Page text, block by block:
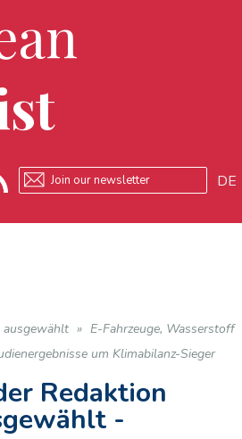
DE
ausgewählt » E-Fahrzeuge, Wasserstoff
um Klimabilanz-Sieger
Redaktion
-